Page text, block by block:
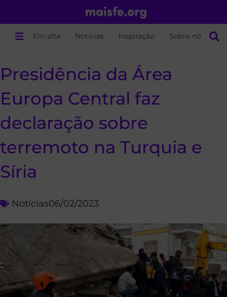
Em alta Notícias Inspiração Sobre nós
Presidência da Área
Europa Central faz
declaração sobre
terremoto na Turquia e
Síria
Notícias06/02/2023